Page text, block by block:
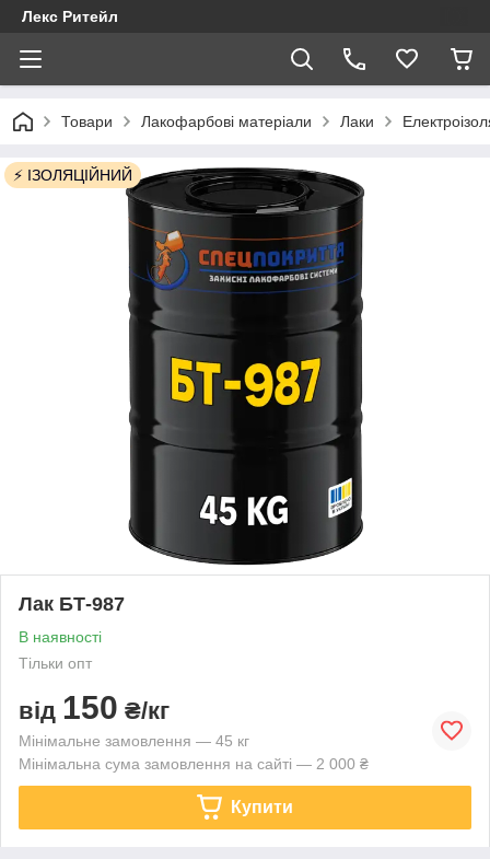
Лекс Ритейл
Товари Лакофарбові матеріали Лаки
⚡️ ІЗОЛЯЦІЙНИЙ
Лак БТ-987
В наявності
Тільки опт
від 150 ₴/кг
Мінімальне замовлення — 45 кг
Мінімальна сума замовлення на сайті — 2 000 ₴
Купити